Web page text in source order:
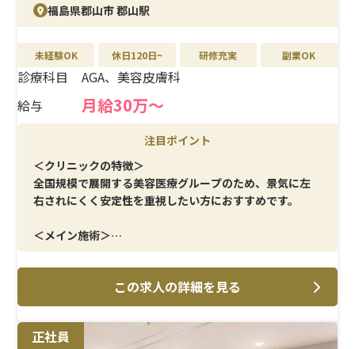
福島県郡山市 郡山駅
未経験OK 休日120日~ 研修充実 副業OK
診療科目
AGA、美容皮膚科
給与
月給30万〜
注目ポイント
＜クリニックの特徴＞
全国規模で展開する美容医療グループのため、景気に左
右されにくく安定性を重視したい方におすすめです。
＜メイン施術＞
AGA治療・美容皮膚科に関わる看護業務全般。日常業務
が中心で、落ち着いて働けます。
＜研修制度＞
業務マニュアルとOJTを併用し、業務内容を一つずつ確
認。美容未経験でも無理なく慣れていけます。
この求人の詳細を見る
正社員